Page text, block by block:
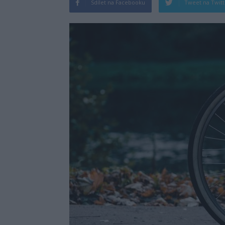
Sdílet na Facebooku Tweet na